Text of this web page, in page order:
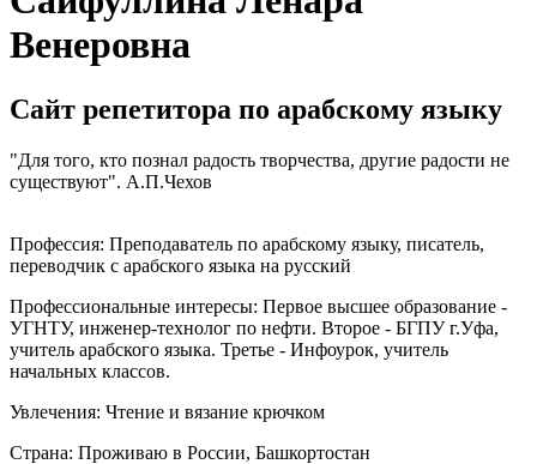
Венеровна
Сайт репетитора по арабскому языку
"Для того, кто познал радость творчества, другие радости не
существуют". А.П.Чехов
Профессия: Преподаватель по арабскому языку, писатель,
переводчик с арабского языка на русский
Профессиональные интересы: Первое высшее образование -
УГНТУ, инженер-технолог по нефти. Второе - БГПУ г.Уфа,
учитель арабского языка. Третье - Инфоурок, учитель
начальных классов.
Увлечения: Чтение и вязание крючком
Страна: Проживаю в России, Башкортостан